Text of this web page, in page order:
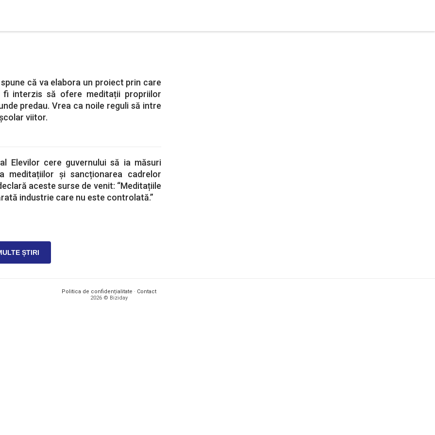
că va elabora un proiect prin care
interzis să ofere meditații propriilor
predau. Vrea ca noile reguli să intre
viitor.
Elevilor cere guvernului să ia măsuri
meditațiilor și sancționarea cadrelor
aceste surse de venit: “Meditațiile
industrie care nu este controlată.”
ȘTIRI
Politica de confidențialitate · Contact
2026 © Biziday